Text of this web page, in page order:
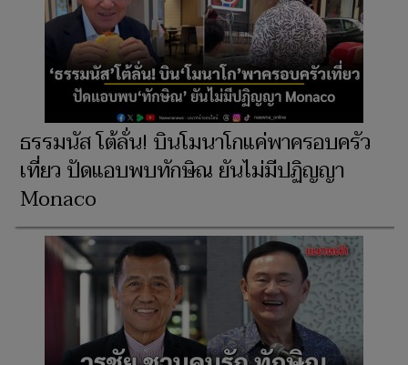
ธรรมนัส โต้ลั่น! บินโมนาโกแค่พาครอบครัว
เที่ยว ปัดแอบพบทักษิณ ยันไม่มีปฏิญญา
Monaco